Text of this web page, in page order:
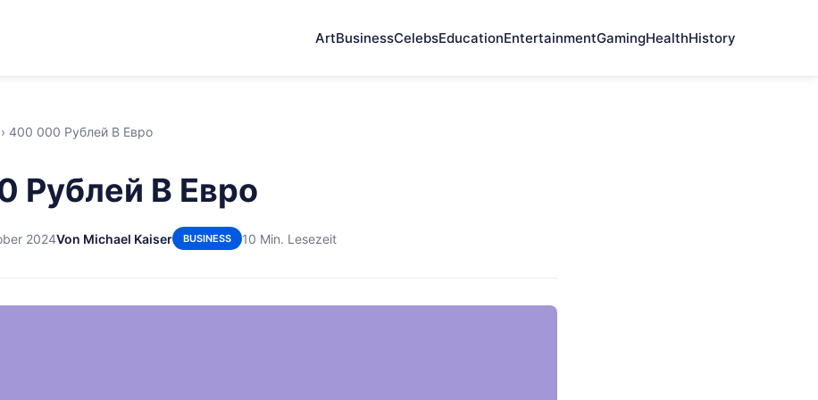
ArtBusinessCelebsEducationEntertainmentGamingHealthHistory
› 400 000 Рублей В Евро
Рублей В Евро
2024Von Michael Kaiser BUSINESS 10 Min. Lesezeit